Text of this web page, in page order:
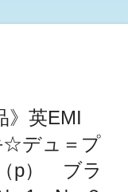
》英EMI
☆デュ＝プ
p） ブラ